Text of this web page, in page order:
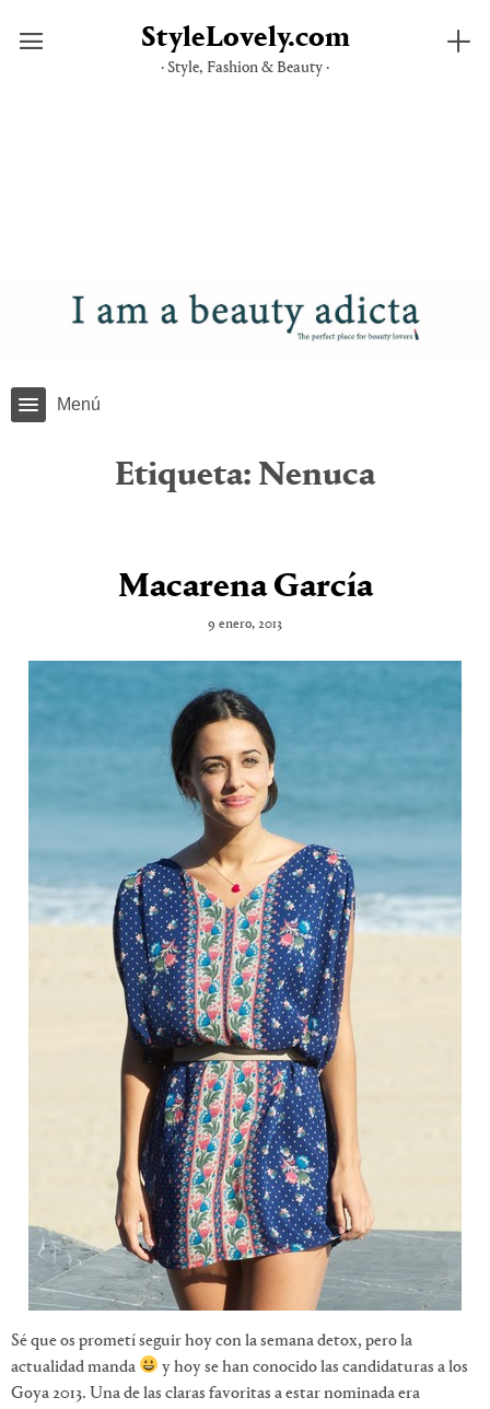
StyleLovely.com
· Style, Fashion & Beauty ·
Menú
Etiqueta: Nenuca
Macarena García
9 enero, 2013
Sé que os prometí seguir hoy con la semana detox, pero la
actualidad manda
y hoy se han conocido las candidaturas a los
Goya 2013. Una de las claras favoritas a estar nominada era